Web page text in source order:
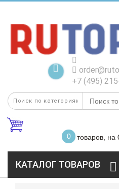
+7 (495)
0 товаров, на
КАТАЛОГ ТОВАРОВ